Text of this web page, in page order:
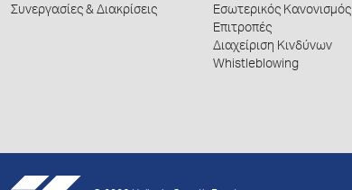
Συνεργασίες & Διακρίσεις
Εσωτερικός Κανονισμός
Επιτροπές
Διαχείριση Κινδύνων
Whistleblowing